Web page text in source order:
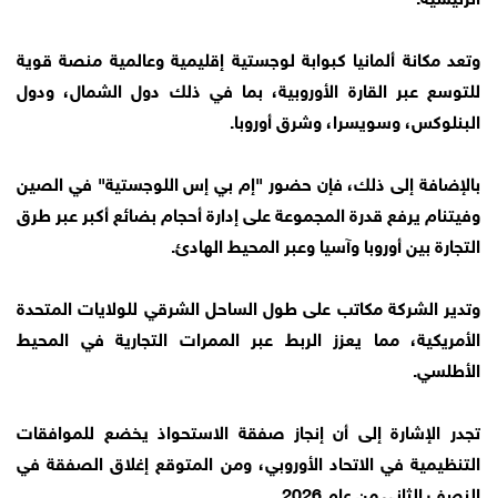
وتعد مكانة ألمانيا كبوابة لوجستية إقليمية وعالمية منصة قوية
للتوسع عبر القارة الأوروبية، بما في ذلك دول الشمال، ودول
البنلوكس، وسويسرا، وشرق أوروبا.
بالإضافة إلى ذلك، فإن حضور "إم بي إس اللوجستية" في الصين
وفيتنام يرفع قدرة المجموعة على إدارة أحجام بضائع أكبر عبر طرق
التجارة بين أوروبا وآسيا وعبر المحيط الهادئ.
وتدير الشركة مكاتب على طول الساحل الشرقي للولايات المتحدة
الأمريكية، مما يعزز الربط عبر الممرات التجارية في المحيط
الأطلسي.
تجدر الإشارة إلى أن إنجاز صفقة الاستحواذ يخضع للموافقات
التنظيمية في الاتحاد الأوروبي، ومن المتوقع إغلاق الصفقة في
النصف الثاني من عام 2026.